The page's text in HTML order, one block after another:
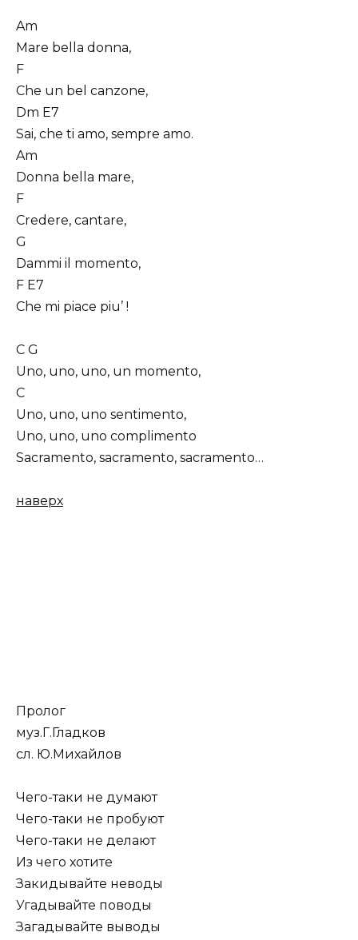
Am
Mare bella donna,
F
Che un bel canzone,
Dm E7
Sai, che ti amo, sempre amo.
Am
Donna bella mare,
F
Credere, cantare,
G
Dammi il momento,
F E7
Che mi piace piu’ !
C G
Uno, uno, uno, un momento,
C
Uno, uno, uno sentimento,
Uno, uno, uno complimento
Sacramento, sacramento, sacramento…
наверх
Пролог
муз.Г.Гладков
сл. Ю.Михайлов
Чего-таки не думают
Чего-таки не пробуют
Чего-таки не делают
Из чего хотите
Закидывайте неводы
Угадывайте поводы
Загадывайте выводы